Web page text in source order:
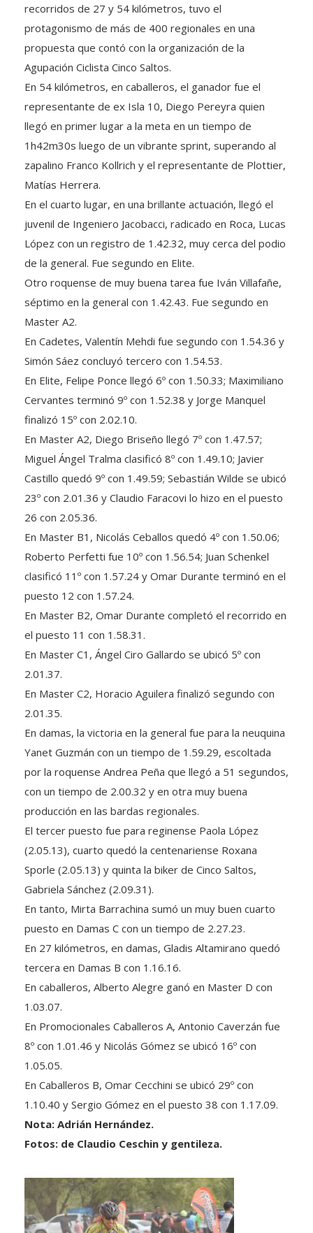
protagonismo de más de 400 regionales en una
propuesta que contó con la organización de la
Agupación Ciclista Cinco Saltos.
En 54 kilómetros, en caballeros, el ganador fue el
representante de ex Isla 10, Diego Pereyra quien
llegó en primer lugar a la meta en un tiempo de
1h42m30s luego de un vibrante sprint, superando al
zapalino Franco Kollrich y el representante de Plottier,
Matías Herrera.
En el cuarto lugar, en una brillante actuación, llegó el
juvenil de Ingeniero Jacobacci, radicado en Roca, Lucas
López con un registro de 1.42.32, muy cerca del podio
de la general. Fue segundo en Elite.
Otro roquense de muy buena tarea fue Iván Villafañe,
séptimo en la general con 1.42.43. Fue segundo en
Master A2.
En Cadetes, Valentín Mehdi fue segundo con 1.54.36 y
Simón Sáez concluyó tercero con 1.54.53.
En Elite, Felipe Ponce llegó 6º con 1.50.33; Maximiliano
Cervantes terminó 9º con 1.52.38 y Jorge Manquel
finalizó 15º con 2.02.10.
En Master A2, Diego Briseño llegó 7º con 1.47.57;
Miguel Ángel Tralma clasificó 8º con 1.49.10; Javier
Castillo quedó 9º con 1.49.59; Sebastián Wilde se ubicó
23º con 2.01.36 y Claudio Faracovi lo hizo en el puesto
26 con 2.05.36.
En Master B1, Nicolás Ceballos quedó 4º con 1.50.06;
Roberto Perfetti fue 10º con 1.56.54; Juan Schenkel
clasificó 11º con 1.57.24 y Omar Durante terminó en el
puesto 12 con 1.57.24.
En Master B2, Omar Durante completó el recorrido en
el puesto 11 con 1.58.31.
En Master C1, Ángel Ciro Gallardo se ubicó 5º con
2.01.37.
En Master C2, Horacio Aguilera finalizó segundo con
2.01.35.
En damas, la victoria en la general fue para la neuquina
Yanet Guzmán con un tiempo de 1.59.29, escoltada
por la roquense Andrea Peña que llegó a 51 segundos,
con un tiempo de 2.00.32 y en otra muy buena
producción en las bardas regionales.
El tercer puesto fue para reginense Paola López
(2.05.13), cuarto quedó la centenariense Roxana
Sporle (2.05.13) y quinta la biker de Cinco Saltos,
Gabriela Sánchez (2.09.31).
En tanto, Mirta Barrachina sumó un muy buen cuarto
puesto en Damas C con un tiempo de 2.27.23.
En 27 kilómetros, en damas, Gladis Altamirano quedó
tercera en Damas B con 1.16.16.
En caballeros, Alberto Alegre ganó en Master D con
1.03.07.
En Promocionales Caballeros A, Antonio Caverzán fue
8º con 1.01.46 y Nicolás Gómez se ubicó 16º con
1.05.05.
En Caballeros B, Omar Cecchini se ubicó 29º con
1.10.40 y Sergio Gómez en el puesto 38 con 1.17.09.
Nota: Adrián Hernández.
Fotos: de Claudio Ceschin y gentileza.